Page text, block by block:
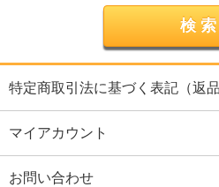
特定商取引法に基づく表記（返品
マイアカウント
お問い合わせ